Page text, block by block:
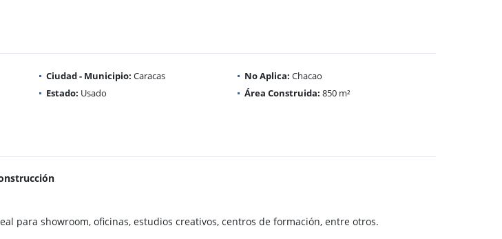
Ciudad - Municipio: Caracas No Aplica: Chacao
Estado: Usado Área Construida: 850 m²
para showroom, oficinas, estudios creativos, centros de formación, entre otros.